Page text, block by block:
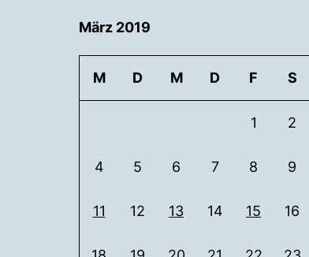
März 2019
M D M D F S
1 2
4 5 6 7 8 9
11 12 13 14 15 16